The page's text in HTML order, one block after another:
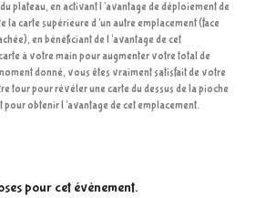
plateau, en activant l’avantage de déploiement de
la carte supérieure d’un autre emplacement (face
en bénéficiant de l’avantage de cet
à votre main pour augmenter votre total de
donné, vous êtes vraiment satisfait de votre
tour pour révéler une carte du dessus de la pioche
pour obtenir l’avantage de cet emplacement.
pour cet évènement.